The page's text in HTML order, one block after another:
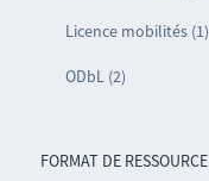
Licence mobilités (1)
ODbL (2)
FORMAT DE RESSOURCE